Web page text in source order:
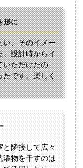
形に
い、そのイメー
。設計時からイ
いただけたの
たです。楽しく
と隣接して広々
濯物を干すのは